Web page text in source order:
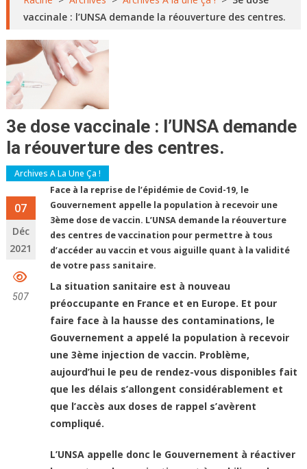
vaccinale : l’UNSA demande la réouverture des centres.
3e dose vaccinale : l’UNSA demande
la réouverture des centres.
Archives A La Une Ça !
07
Déc
2021
507
Face à la reprise de l’épidémie de Covid-19, le
Gouvernement appelle la population à recevoir une
3ème dose de vaccin. L’UNSA demande la réouverture
des centres de vaccination pour permettre à tous
d’accéder au vaccin et vous aiguille quant à la validité
de votre pass sanitaire.
La situation sanitaire est à nouveau
préoccupante en France et en Europe. Et pour
faire face à la hausse des contaminations, le
Gouvernement a appelé la population à recevoir
une 3ème injection de vaccin. Problème,
aujourd’hui le peu de rendez-vous disponibles fait
que les délais s’allongent considérablement et
que l’accès aux doses de rappel s’avèrent
compliqué.
L’UNSA appelle donc le Gouvernement à réactiver